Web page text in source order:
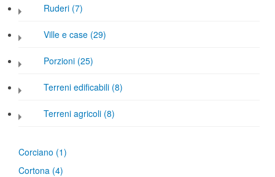
Ruderi (7)
Ville e case (29)
Porzioni (25)
Terreni edificabili (8)
Terreni agricoli (8)
Corciano (1)
Cortona (4)